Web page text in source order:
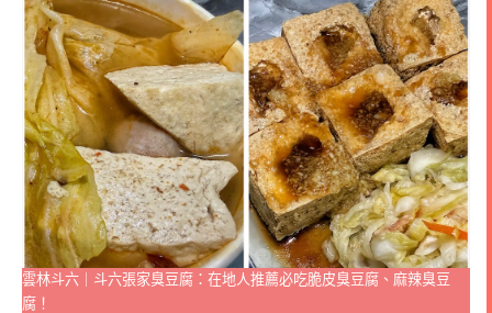
雲林斗六｜斗六張家臭豆腐：在地人推薦必吃脆皮臭豆腐、麻辣臭豆
腐！